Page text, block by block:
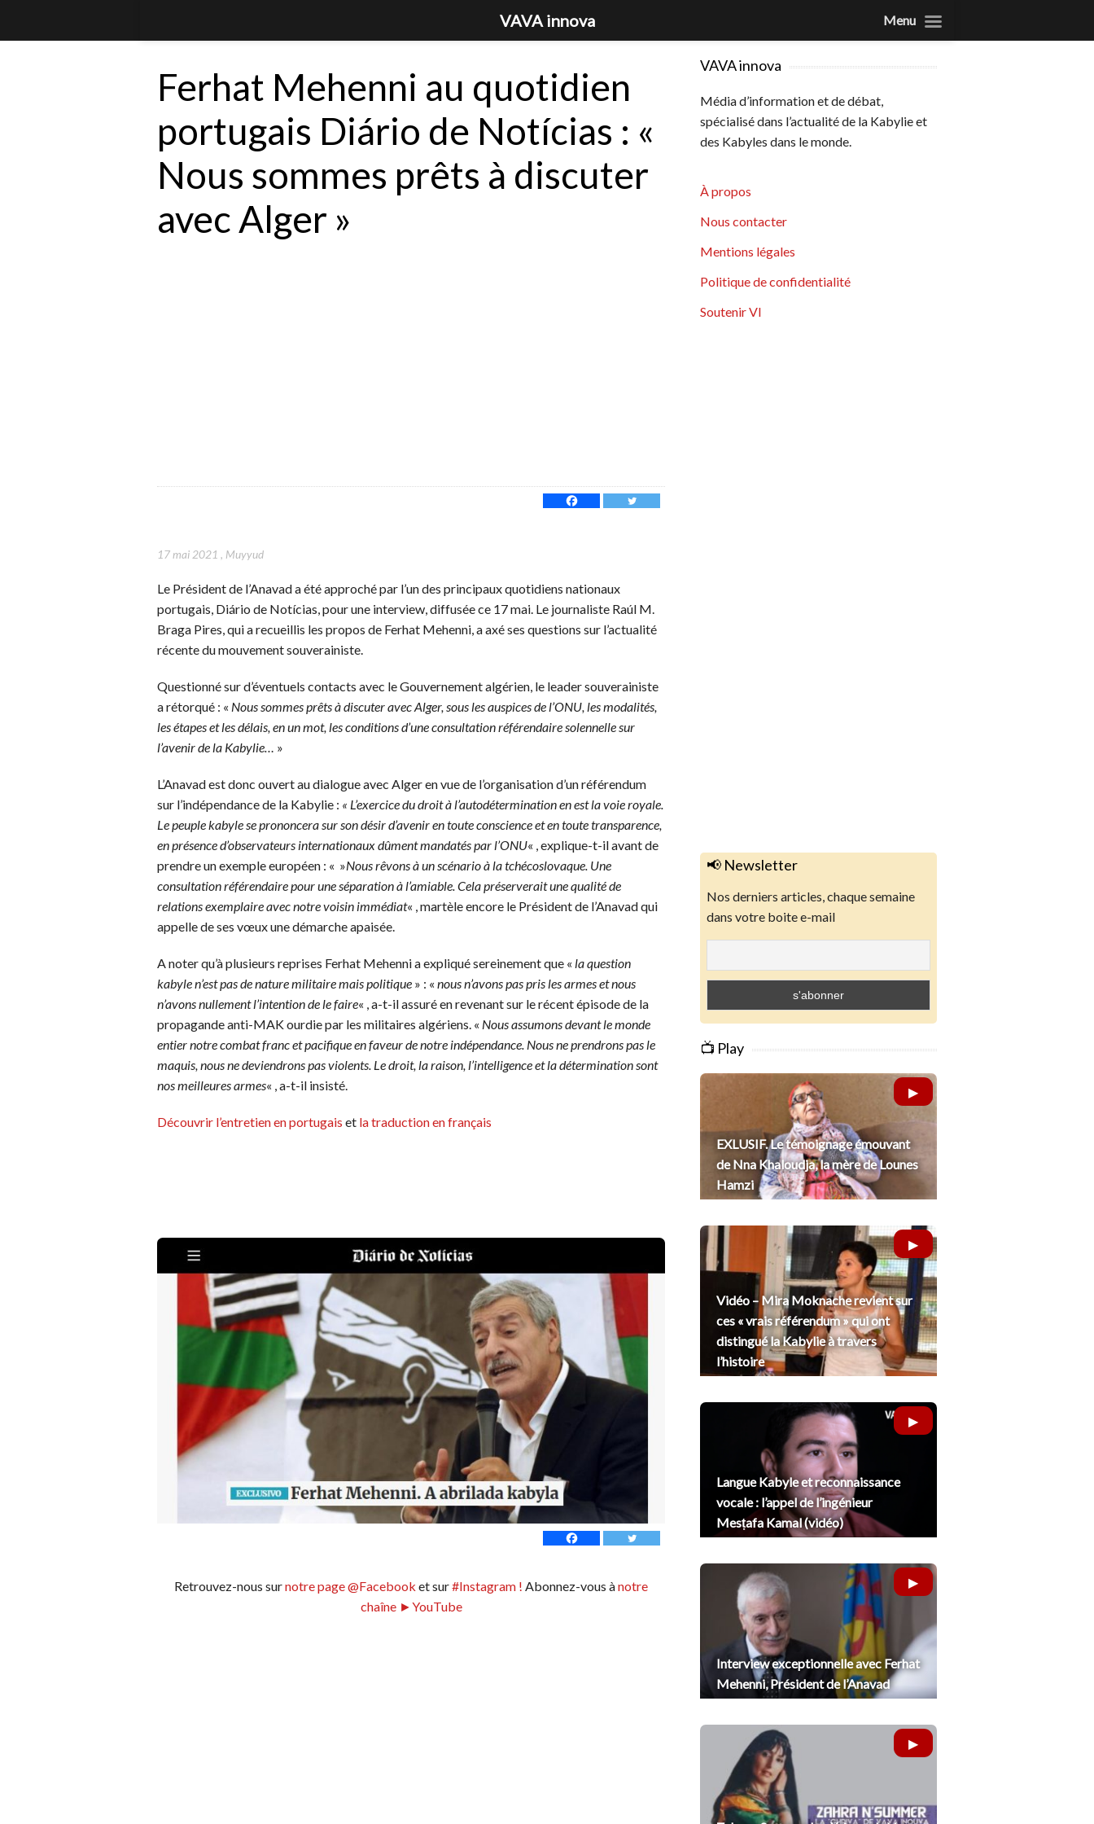
Ferhat Mehenni au quotidien
portugais Diário de Notícias : «
Nous sommes prêts à discuter
avec Alger »
17 mai 2021 , Muyyud
Le Président de l’Anavad a été approché par l’un des principaux quotidiens nationaux
portugais, Diário de Notícias, pour une interview, diffusée ce 17 mai. Le journaliste Raúl M.
Braga Pires, qui a recueillis les propos de Ferhat Mehenni, a axé ses questions sur l’actualité
récente du mouvement souverainiste.
Questionné sur d’éventuels contacts avec le Gouvernement algérien, le leader souverainiste
a rétorqué : « Nous sommes prêts à discuter avec Alger, sous les auspices de l’ONU, les modalités,
les étapes et les délais, en un mot, les conditions d’une consultation référendaire solennelle sur
l’avenir de la Kabylie… »
L’Anavad est donc ouvert au dialogue avec Alger en vue de l’organisation d’un référendum
sur l’indépendance de la Kabylie : « L’exercice du droit à l’autodétermination en est la voie royale.
Le peuple kabyle se prononcera sur son désir d’avenir en toute conscience et en toute transparence,
en présence d’observateurs internationaux dûment mandatés par l’ONU« , explique-t-il avant de
prendre un exemple européen : « »Nous rêvons à un scénario à la tchécoslovaque. Une
consultation référendaire pour une séparation à l’amiable. Cela préserverait une qualité de
relations exemplaire avec notre voisin immédiat« , martèle encore le Président de l’Anavad qui
appelle de ses vœux une démarche apaisée.
A noter qu’à plusieurs reprises Ferhat Mehenni a expliqué sereinement que « la question
kabyle n’est pas de nature militaire mais politique » : «nous n’avons pas pris les armes et nous
n’avons nullement l’intention de le faire« , a-t-il assuré en revenant sur le récent épisode de la
propagande anti-MAK ourdie par les militaires algériens. « Nous assumons devant le monde
entier notre combat franc et pacifique en faveur de notre indépendance. Nous ne prendrons pas le
maquis, nous ne deviendrons pas violents. Le droit, la raison, l’intelligence et la détermination sont
nos meilleures armes« , a-t-il insisté.
Découvrir l’entretien en portugais et la traduction en français
Retrouvez-nous surnotre page @Facebook et sur#Instagram ! Abonnez-vous ànotre
chaîne ►YouTube
VAVA innova
Média d’information et de débat,
spécialisé dans l’actualité de la Kabylie et
des Kabyles dans le monde.
À propos
Nous contacter
Mentions légales
Politique de confidentialité
Soutenir VI
📢 Newsletter
Nos derniers articles, chaque semaine
dans votre boite e-mail
📺 Play
EXLUSIF. Le témoignage émouvant
de Nna Khaloudja, la mère de Lounes
Hamzi
Vidéo – Mira Moknache revient sur
ces « vrais référendum » qui ont
distingué la Kabylie à travers
l’histoire
Langue Kabyle et reconnaissance
vocale : l’appel de l’ingénieur
Mesṭafa Kamal (vidéo)
Interview exceptionnelle avec Ferhat
Mehenni, Président de l’Anavad
VAVA innova Menu